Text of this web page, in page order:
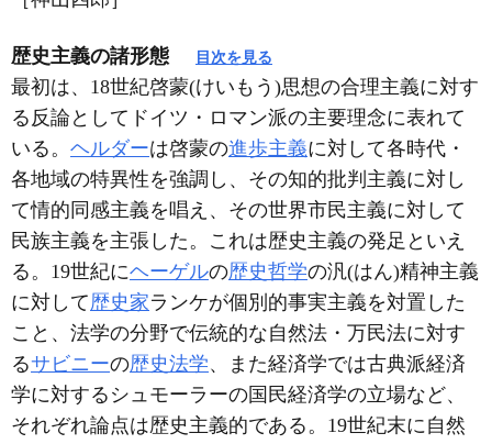
歴史主義の諸形態 目次を見る
最初は、18世紀啓蒙(けいもう)思想の合理主義に対す
る反論としてドイツ・ロマン派の主要理念に表れて
いる。 ヘルダーは啓蒙の進歩主義に対して各時代・
各地域の特異性を強調し、その知的批判主義に対し
て情的同感主義を唱え、その世界市民主義に対して
民族主義を主張した。これは歴史主義の発足といえ
る。19世紀にヘーゲルの歴史哲学の汎(はん)精神主義
に対して歴史家ランケが個別的事実主義を対置した
こと、法学の分野で伝統的な自然法・万民法に対す
るサビニーの歴史法学、また経済学では古典派経済
学に対するシュモーラーの国民経済学の立場など、
それぞれ論点は歴史主義的である。19世紀末に自然